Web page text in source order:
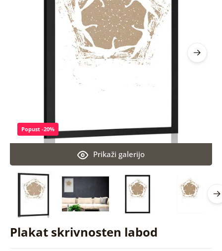
Plakat skrivnosten labod
Prikaži galerijo
Popust -20%